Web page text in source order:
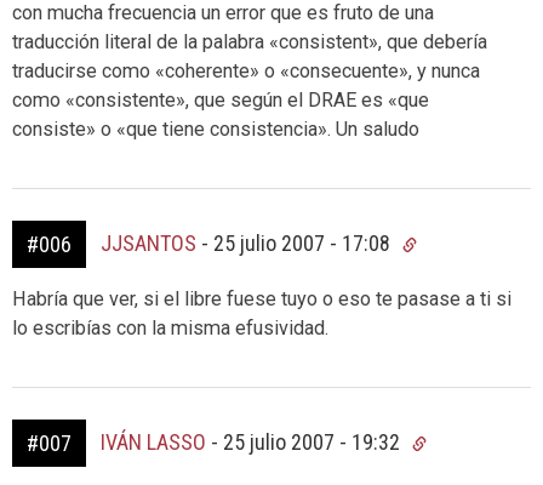
con mucha frecuencia un error que es fruto de una
traducción literal de la palabra «consistent», que debería
traducirse como «coherente» o «consecuente», y nunca
como «consistente», que según el DRAE es «que
consiste» o «que tiene consistencia». Un saludo
#006 JJSANTOS - 25 julio 2007 - 17:08
Habría que ver, si el libre fuese tuyo o eso te pasase a ti si
lo escribías con la misma efusividad.
#007 IVÁN LASSO - 25 julio 2007 - 19:32